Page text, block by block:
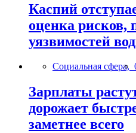
Каспий
оценка рисков,
уязвимостей
Социальная сфера,
Зарплаты
дорожает
заметнее всего